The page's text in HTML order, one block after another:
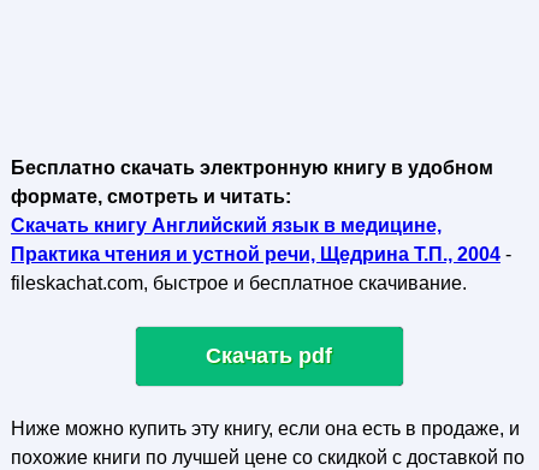
Бесплатно скачать электронную книгу в удобном
формате, смотреть и читать:
Скачать книгу Английский язык в медицине,
Практика чтения и устной речи, Щедрина Т.П., 2004-
fileskachat.com, быстрое и бесплатное скачивание.
Скачать pdf
Ниже можно купить эту книгу, если она есть в продаже, и
похожие книги по лучшей цене со скидкой с доставкой по